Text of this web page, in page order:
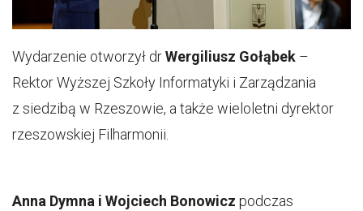
Wydarzenie otworzył drWergiliusz Gołąbek –
Rektor Wyższej Szkoły Informatyki i Zarządzania
z siedzibą w Rzeszowie, a także wieloletni dyrektor
rzeszowskiej Filharmonii.
Anna Dymna i Wojciech Bonowicz podczas